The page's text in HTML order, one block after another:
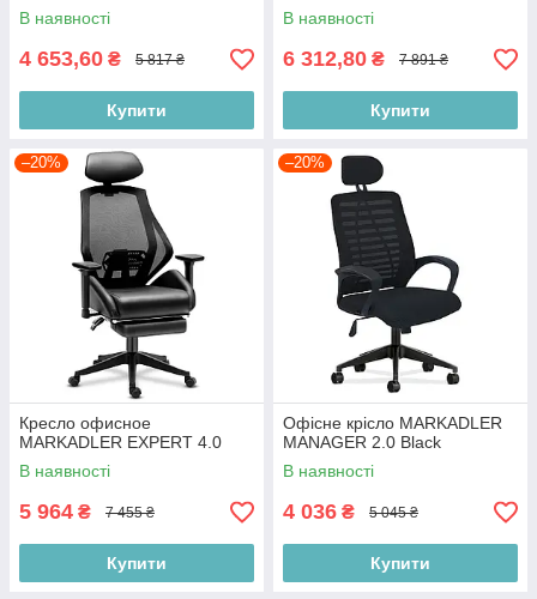
В наявності
4 653,60 ₴ 5 817 ₴
Купити
В наявності
6 312,80 ₴ 7 891 ₴
Купити
–20%
Кресло офисное
MARKADLER EXPERT 4.0
В наявності
5 964 ₴ 7 455 ₴
Купити
–20%
Офісне крісло MARKADLER
MANAGER 2.0 Black
В наявності
4 036 ₴ 5 045 ₴
Купити